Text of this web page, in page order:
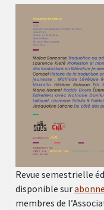
Revue semestrielle
disponible sur
membres de